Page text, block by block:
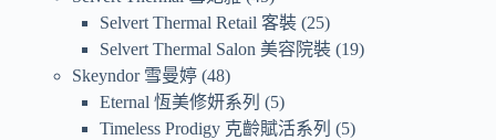
Selvert Thermal Retail 客裝 25
Selvert Thermal Salon 美容院裝 19
Skeyndor 雪曼婷 48
Eternal 恆美修妍系列
5
Timeless Prodigy 克齡賦活系列
5